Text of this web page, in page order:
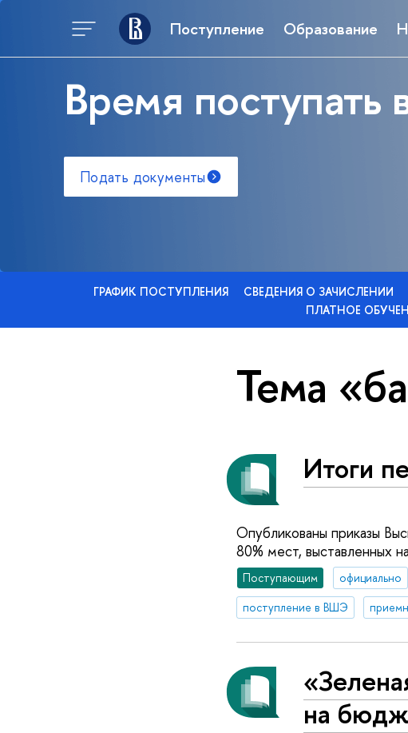
Поступление Образование
Время поступать
Подать документы
ГРАФИК ПОСТУПЛЕНИЯ СВЕДЕНИЯ О ЗАЧИСЛЕНИИ
ПЛАТНОЕ
Тема
Итоги
Опубликованы приказы
80% мест, выставленных
Поступающим официально
поступление в ВШЭ
на